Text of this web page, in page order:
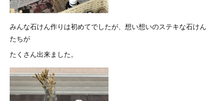
みんな石けん作りは初めてでしたが、想い想いのステキな石けん
たちが
たくさん出来ました。